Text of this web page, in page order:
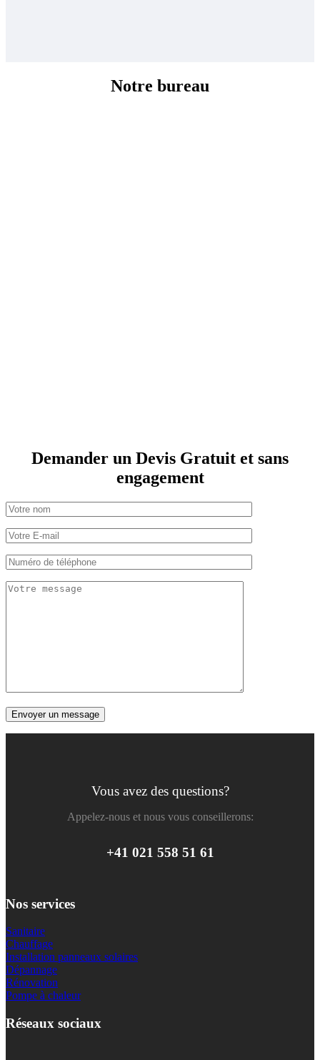
Notre bureau
Demander un Devis Gratuit et sans
engagement
Vous avez des questions?
Appelez-nous et nous vous conseillerons:
+41 021 558 51 61
Nos services
Sanitaire
Chauffage
Installation panneaux solaires
Dépannage
Rénovation
Pompe à chaleur
Réseaux sociaux